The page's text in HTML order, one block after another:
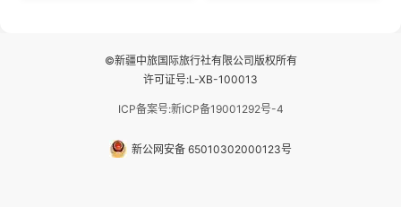
©新疆中旅国际旅行社有限公司版权所有
许可证号:L-XB-100013
ICP备案号:新ICP备19001292号-4
新公网安备 65010302000123号